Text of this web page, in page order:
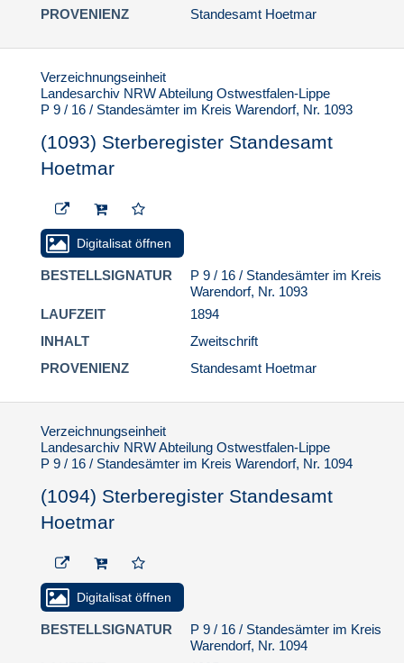
PROVENIENZ
Standesamt Hoetmar
Verzeichnungseinheit
Landesarchiv NRW Abteilung Ostwestfalen-Lippe
P 9 / 16 / Standesämter im Kreis Warendorf, Nr. 1093
(1093) Sterberegister Standesamt
Hoetmar
Digitalisat öffnen
BESTELLSIGNATUR
P 9 / 16 / Standesämter im Kreis
Warendorf, Nr. 1093
LAUFZEIT
1894
INHALT
Zweitschrift
PROVENIENZ
Standesamt Hoetmar
Verzeichnungseinheit
Landesarchiv NRW Abteilung Ostwestfalen-Lippe
P 9 / 16 / Standesämter im Kreis Warendorf, Nr. 1094
(1094) Sterberegister Standesamt
Hoetmar
Digitalisat öffnen
BESTELLSIGNATUR
P 9 / 16 / Standesämter im Kreis
Warendorf, Nr. 1094